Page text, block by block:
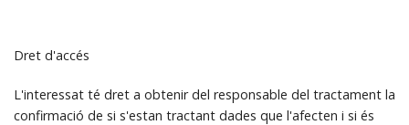
Dret d'accés
L'interessat té dret a obtenir del responsable del tractament la
confirmació de si s'estan tractant dades que l'afecten i si és